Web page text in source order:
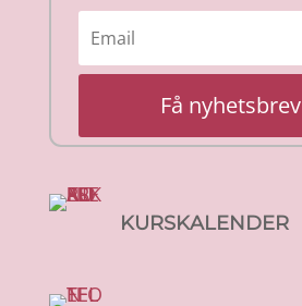
Få nyhetsbrev
KURSKALENDER